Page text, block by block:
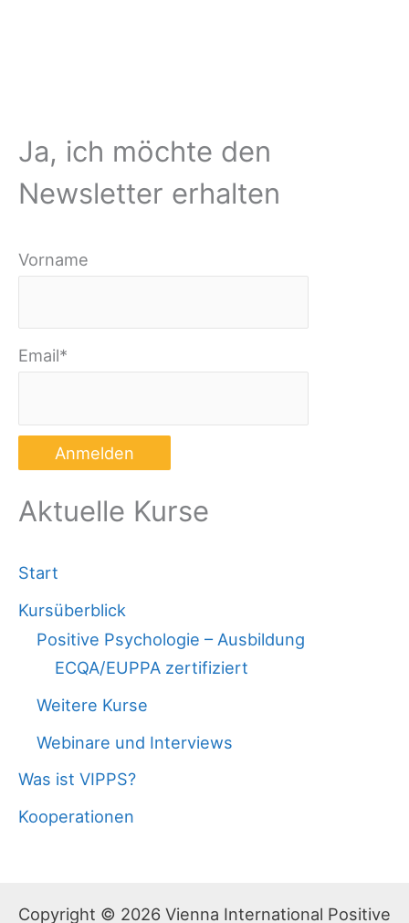
Ja, ich möchte den
Newsletter erhalten
Vorname
Email*
Aktuelle Kurse
Start
Kursüberblick
Positive Psychologie – Ausbildung
ECQA/EUPPA zertifiziert
Weitere Kurse
Webinare und Interviews
Was ist VIPPS?
Kooperationen
Copyright © 2026 Vienna International Positive